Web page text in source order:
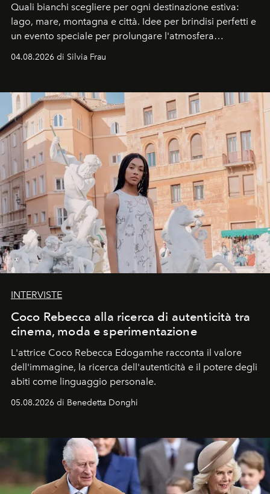
Quali bianchi scegliere per ogni destinazione estiva:
lago, mare, montagna e città. Idee per brindisi perfetti e
un evento speciale per prolungare l'atmosfera
04.08.2026 di Silvia Frau
INTERVISTE
Coco Rebecca alla ricerca di autenticità tra
cinema, moda e sperimentazione
L'attrice Coco Rebecca Edogamhe racconta il valore
dell'immagine, la ricerca dell'autenticità e il potere degli
abiti come linguaggio personale.
05.08.2026 di Benedetta Donghi